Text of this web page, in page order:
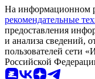
На информационном
рекомендательные
предоставления
и анализа сведений,
пользователей сети
Российской